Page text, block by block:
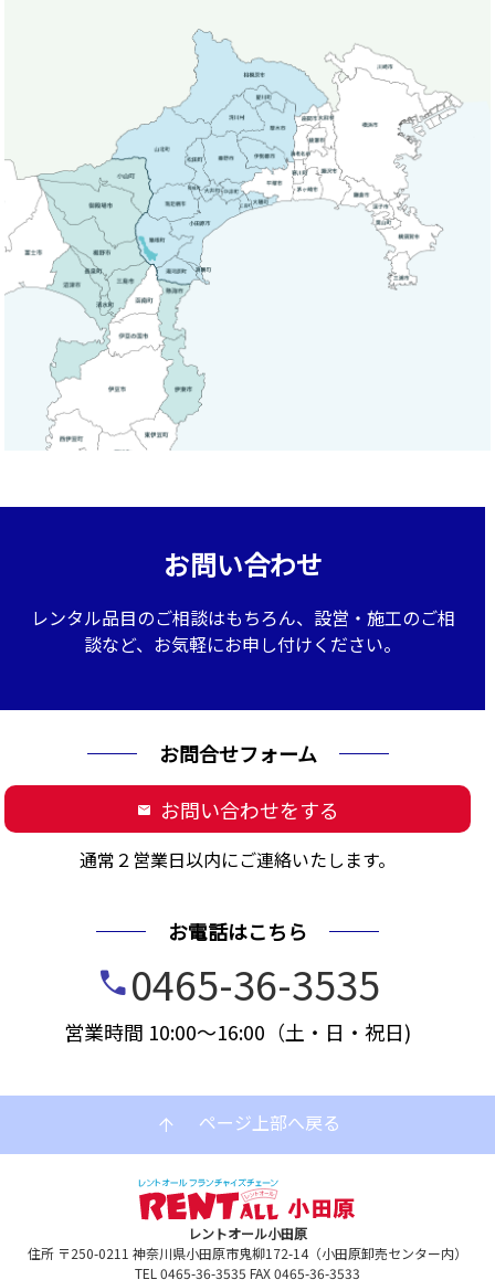
お問い合わせ
レンタル品目のご相談はもちろん、設営・施工のご相
談など、お気軽にお申し付けください。
お問合せフォーム
mail お問い合わせをする
通常２営業日以内にご連絡いたします。
お電話はこちら
call0465-36-3535
営業時間 10:00～16:00（土・日・祝日)
arrow_upward ページ上部へ戻る
レントオール小田原
住所 〒250-0211 神奈川県小田原市鬼柳172-14（小田原卸売センター内）
TEL 0465-36-3535 FAX 0465-36-3533